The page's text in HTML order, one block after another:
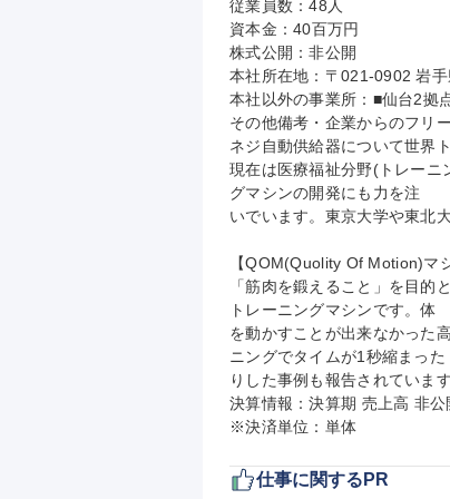
従業員数：48人
資本金：40百万円
株式公開：非公開
本社所在地：〒021-0902 岩
本社以外の事業所：■仙台2拠
その他備考・企業からのフリ
ネジ自動供給器について世界
現在は医療福祉分野(トレー
グマシンの開発にも力を注
いでいます。東京大学や東北
【QOM(Quolity Of Motion)マ
「筋肉を鍛えること」を目的
トレーニングマシンです。体
を動かすことが出来なかった
ニングでタイムが1秒縮まった
りした事例も報告されています
決算情報：決算期 売上高 非
※決済単位：単体
仕事に関するPR